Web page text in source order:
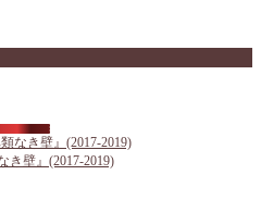
き壁』(2017-2019)